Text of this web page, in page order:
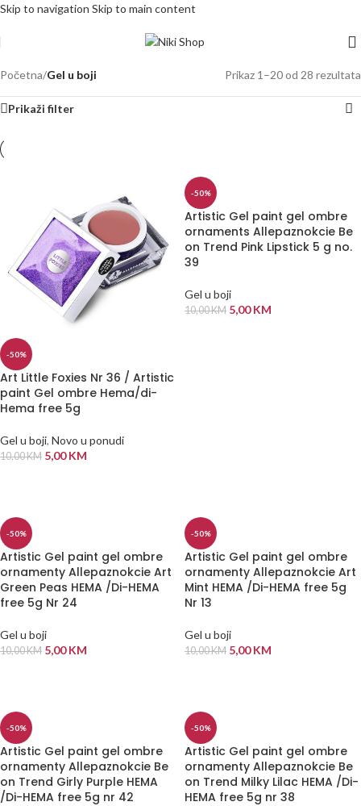
Skip to navigation Skip to main content
Početna/Gel u boji Prikaz 1–20 od 28 rezultata
Prikaži filter
-50%
Art Little Foxies Nr 36 / Artistic
paint Gel ombre Hema/di-
Hema free 5g
Gel u boji, Novo u ponudi
10,00KM 5,00KM
-50%
Artistic Gel paint gel ombre
ornaments Allepaznokcie Be
on Trend Pink Lipstick 5 g no.
39
Gel u boji
10,00KM 5,00KM
-50%
Artistic Gel paint gel ombre
ornamenty Allepaznokcie Art
Green Peas HEMA /Di-HEMA
free 5g Nr 24
Gel u boji
10,00KM 5,00KM
-50%
Artistic Gel paint gel ombre
ornamenty Allepaznokcie Art
Mint HEMA /Di-HEMA free 5g
Nr 13
Gel u boji
10,00KM 5,00KM
-50%
Artistic Gel paint gel ombre
ornamenty Allepaznokcie Be
on Trend Girly Purple HEMA
/Di-HEMA free 5g nr 42
-50%
Artistic Gel paint gel ombre
ornamenty Allepaznokcie Be
on Trend Milky Lilac HEMA /Di-
HEMA free 5g nr 38